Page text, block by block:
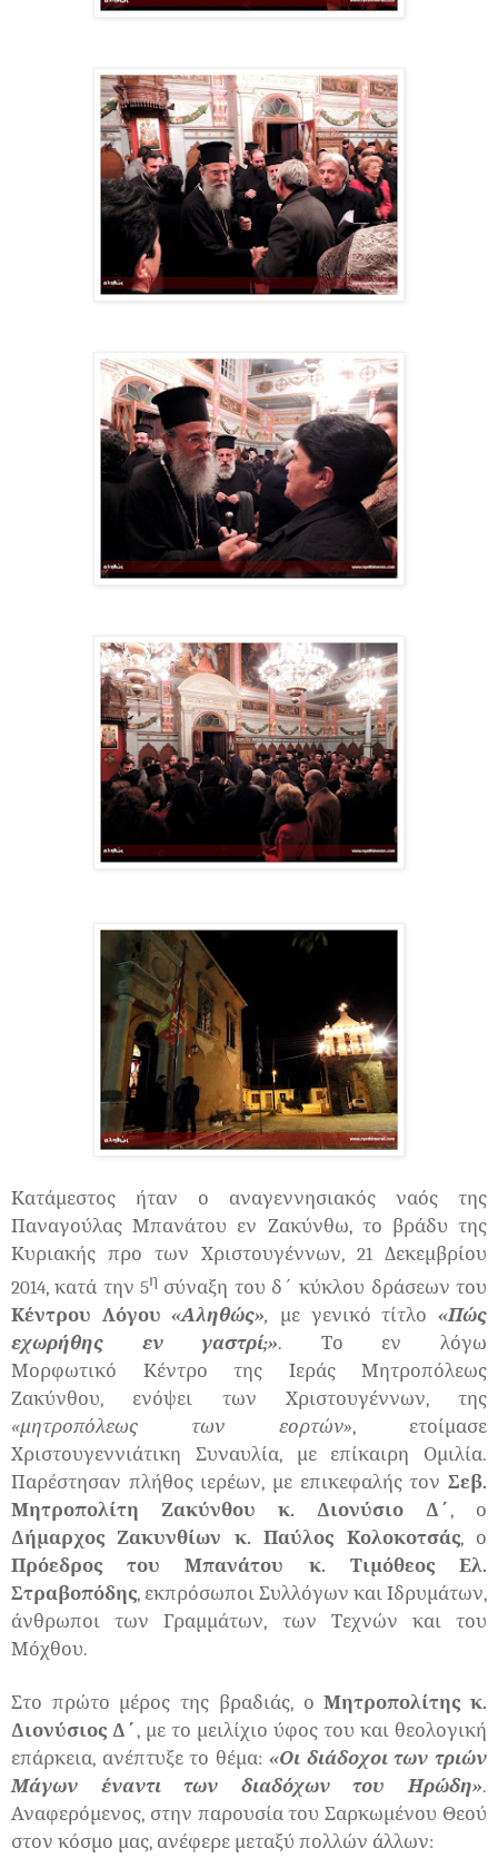
Κατάμεστος ήταν ο αναγεννησιακός ναός της
Παναγούλας Μπανάτου εν Ζακύνθω, το βράδυ της
Κυριακής προ των Χριστουγέννων, 21 Δεκεμβρίου
2014, κατά την 5η σύναξη του δ΄ κύκλου δράσεων του
Κέντρου Λόγου«Αληθώς», με γενικό τίτλο«Πώς
εχωρήθης εν γαστρί;». Το εν λόγω
Μορφωτικό Κέντρο της Ιεράς Μητροπόλεως
Ζακύνθου, ενόψει των Χριστουγέννων, της
«μητροπόλεως των εορτών», ετοίμασε
Χριστουγεννιάτικη Συναυλία, με επίκαιρη Ομιλία.
Παρέστησαν πλήθος ιερέων, με επικεφαλής τον Σεβ.
Μητροπολίτη Ζακύνθου κ. Διονύσιο Δ΄ , ο
Δήμαρχος Ζακυνθίων κ. Παύλος Κολοκοτσάς, ο
Πρόεδρος του Μπανάτου κ. Τιμόθεος Ελ.
Στραβοπόδης, εκπρόσωποι Συλλόγων και Ιδρυμάτων,
άνθρωποι των Γραμμάτων, των Τεχνών και του
Μόχθου.
Στο πρώτο μέρος της βραδιάς, οΜητροπολίτης κ.
Διονύσιος Δ΄ , με το μειλίχιο ύφος του και θεολογική
επάρκεια, ανέπτυξε το θέμα: «Οι διάδοχοι των τριών
Μάγων έναντι των διαδόχων του Ηρώδη».
Αναφερόμενος, στην παρουσία του Σαρκωμένου Θεού
στον κόσμο μας, ανέφερε μεταξύ πολλών άλλων: